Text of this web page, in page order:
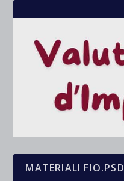
MATERIALI FIO.PSD